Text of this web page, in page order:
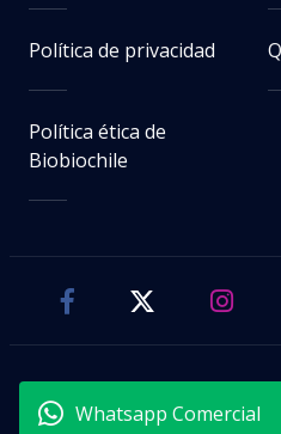
Política de privacidad
Política ética de
Biobiochile
Whatsapp Comercial